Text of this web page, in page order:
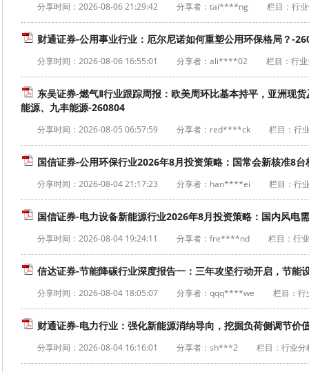
分享时间： 2026-08-06 21:29:42 分享者：tai****ng 栏目：行
财通证券-公用事业行业：厄尔尼诺如何重塑公用环保格局？-
分享时间： 2026-08-06 16:55:01 分享者：ali****02 栏目：行
东吴证券-燃气Ⅱ行业跟踪周报：欧美周环比基本持平，亚洲现
能源、九丰能源-260804
分享时间： 2026-08-05 06:57:59 分享者：red****ck 栏目：行
国信证券-公用环保行业2026年8月投资策略：国常会新核准8
分享时间： 2026-08-04 21:17:23 分享者：han****ei 栏目：行
国信证券-电力设备新能源行业2026年8月投资策略：国内风电
分享时间： 2026-08-04 19:24:11 分享者：fre****nd 栏目：行
信达证券-节能降碳行业深度报告一：三年攻坚行动开启，节能
分享时间： 2026-08-04 18:05:07 分享者：qqq****we 栏目：行
财通证券-电力行业：强化新能源消纳导向，挖掘负荷侧调节价
分享时间： 2026-08-04 16:16:01 分享者：sh***2 栏目：行业分